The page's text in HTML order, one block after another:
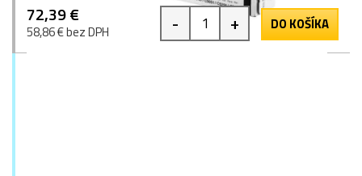
72,39 €
58,86 € bez DPH - + DO KOŠÍKA